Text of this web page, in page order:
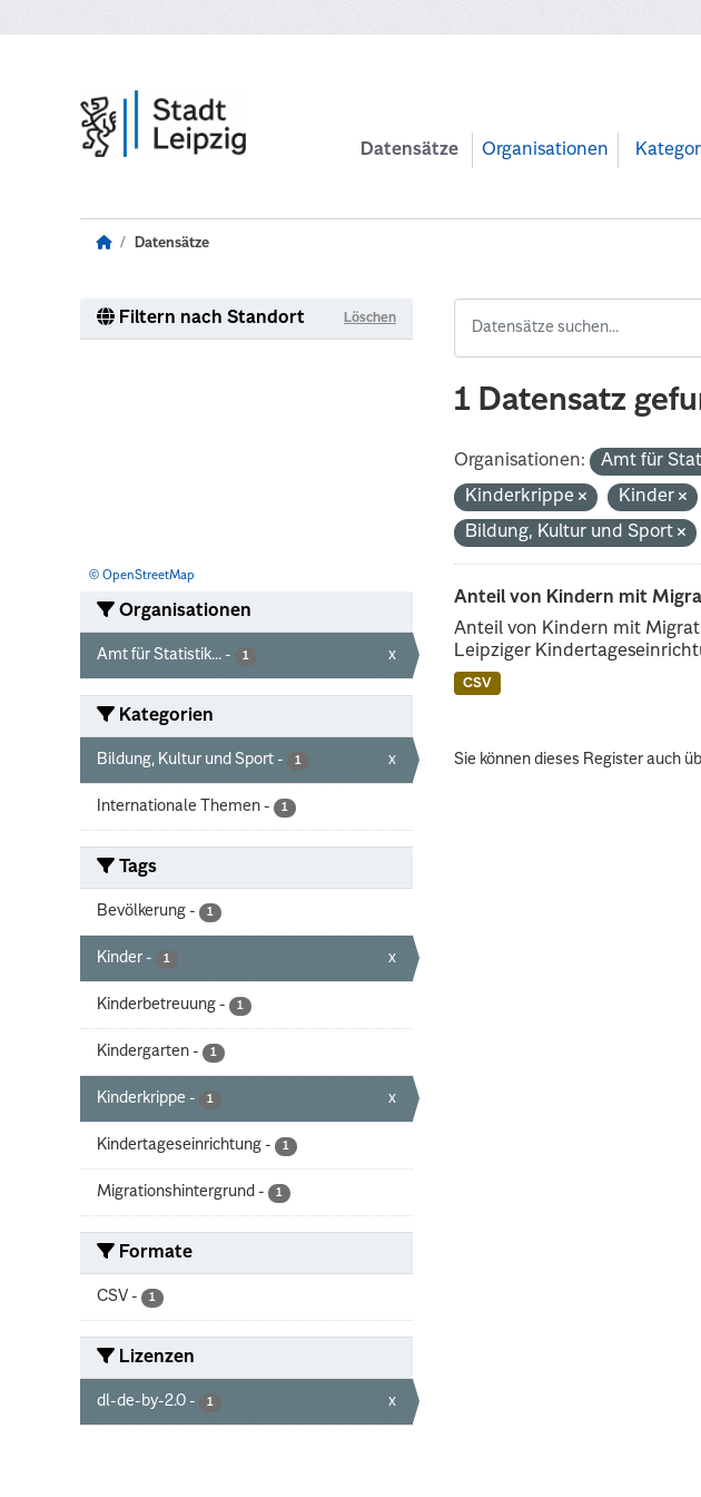
Datensätze Organisationen
Datensätze
Filtern nach Standort Löschen
© OpenStreetMap
Organisationen
Amt für Statistik... - 1 x
Kategorien
Bildung, Kultur und Sport - 1 x
Internationale Themen - 1
Tags
Bevölkerung - 1
Kinder - 1 x
Kinderbetreuung - 1
Kindergarten - 1
Kinderkrippe - 1 x
Kindertageseinrichtung - 1
Migrationshintergrund - 1
Formate
CSV - 1
Lizenzen
dl-de-by-2.0 - 1 x
1 Datensatz
Organisationen: Amt für
Kinderkrippe
Kinder
Bildung, Kultur und Sport
Anteil von Kindern mit
Anteil von Kindern mit
Leipziger
CSV
Sie können dieses Register auch